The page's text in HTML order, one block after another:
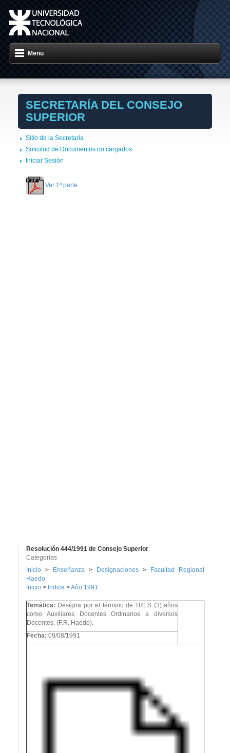
Menu
SECRETARÍA DEL CONSEJO
SUPERIOR
Sitio de la Secretaría
Solicitud de Documentos no cargados
Iniciar Sesión
Ver 1ª parte
Resolución 444/1991 de Consejo Superior
Categorías
Inicio > Enseñanza > Designaciones >
Facultad Regional
Haedo
Inicio > Indice >Año 1991
Temática: Designa por el término de TRES (3) años
como Auxiliares Docentes Ordinarios a diversos
Docentes. (F.R. Haedo).
Fecha: 09/08/1991